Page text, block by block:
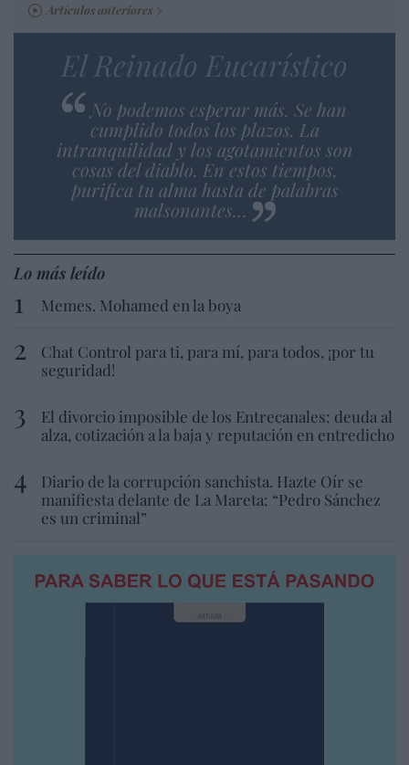
Artículos anteriores
El Reinado Eucarístico
No podemos esperar más. Se han
cumplido todos los plazos. La
intranquilidad y los agotamientos son
cosas del diablo. En estos tiempos,
purifica tu alma hasta de palabras
malsonantes…
Lo más leído
Memes. Mohamed en la boya
Chat Control para ti, para mí, para todos, ¡por tu
seguridad!
El divorcio imposible de los Entrecanales: deuda al
alza, cotización a la baja y reputación en entredicho
Diario de la corrupción sanchista. Hazte Oír se
manifiesta delante de La Mareta: “Pedro Sánchez
es un criminal”